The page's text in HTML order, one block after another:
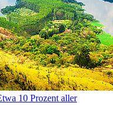
10 Prozent aller